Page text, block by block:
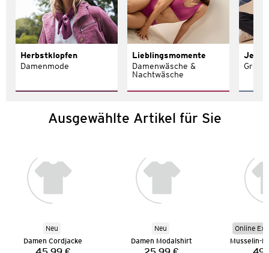
Herbstklopfen
Damenmode
Lieblingsmomente
Damenwäsche &
Nachtwäsche
Ausgewählte Artikel für Sie
Neu
Damen Cordjacke
Neu
Damen Modalshirt
Online